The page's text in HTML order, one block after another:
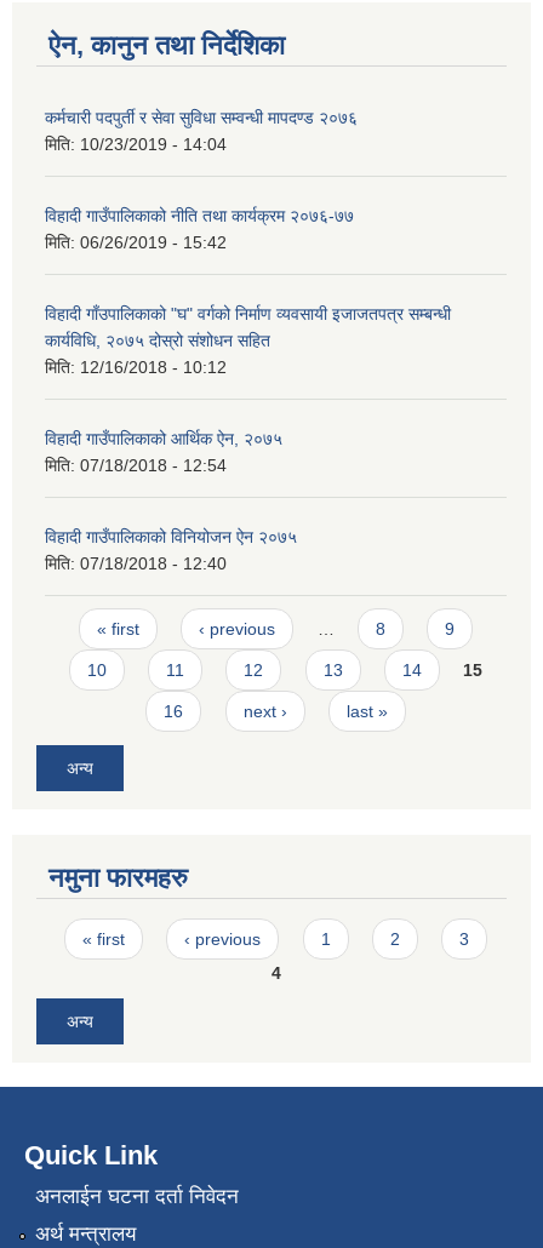
ऐन, कानुन तथा निर्देशिका
कर्मचारी पदपुर्ती र सेवा सुविधा सम्वन्धी मापदण्ड २०७६
मिति: 10/23/2019 - 14:04
विहादी गाउँपालिकाको नीति तथा कार्यक्रम २०७६-७७
मिति: 06/26/2019 - 15:42
विहादी गाँउपालिकाको "घ" वर्गको निर्माण व्यवसायी इजाजतपत्र सम्बन्धी
कार्यविधि, २०७५ दोस्रो संशोधन सहित
मिति: 12/16/2018 - 10:12
विहादी गाउँपालिकाको आर्थिक ऐन, २०७५
मिति: 07/18/2018 - 12:54
विहादी गाउँपालिकाको विनियोजन ऐन २०७५
मिति: 07/18/2018 - 12:40
Pages
« first ‹ previous … 8 9
10 11 12 13 14 15
16 next › last »
अन्य
नमुना फारमहरु
Pages
« first ‹ previous 1 2
3
4
अन्य
Quick Link
अनलाईन घटना दर्ता निवेदन
अर्थ मन्त्रालय